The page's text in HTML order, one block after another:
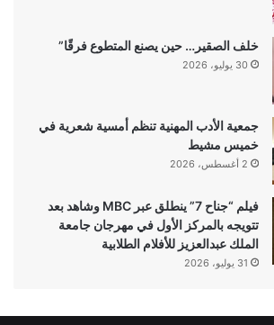
خلف الصقير… حين يصنع المتطوع فرقًا”
30 يوليو، 2026
جمعية الأدب المهنية تنظم أمسية شعرية في
خميس مشيط
2 أغسطس، 2026
فيلم “جناح 7” ينطلق عبر MBC وشاهد بعد
تتويجه بالمركز الأول في مهرجان جامعة
الملك عبدالعزيز للأفلام الطلابية
31 يوليو، 2026